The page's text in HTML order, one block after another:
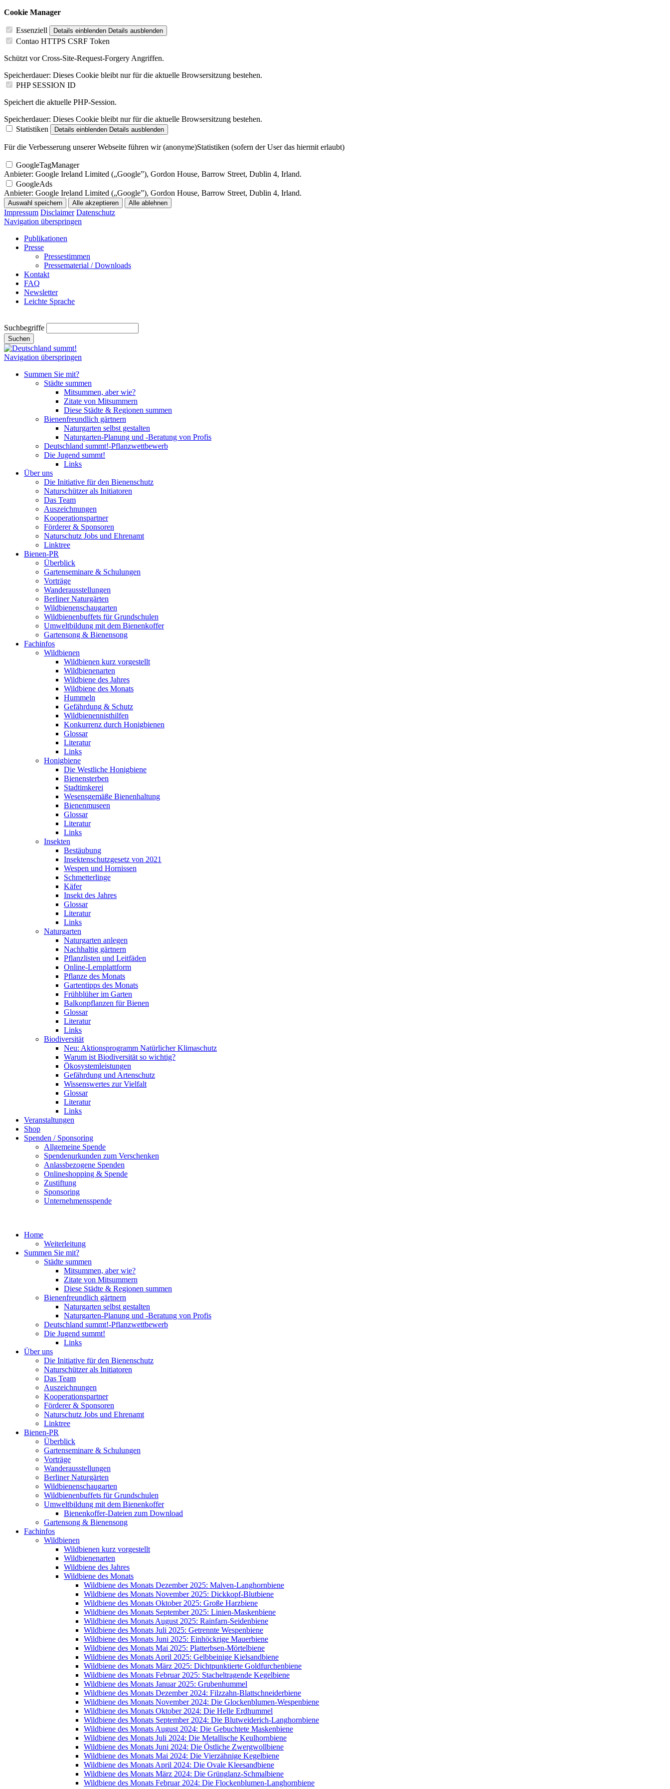
Cookie Manager
Essenziell Details einblenden Details ausblenden
Contao HTTPS CSRF Token
Schützt vor Cross-Site-Request-Forgery Angriffen.
Speicherdauer: Dieses Cookie bleibt nur für die aktuelle Browsersitzung bestehen.
PHP SESSION ID
Speichert die aktuelle PHP-Session.
Speicherdauer: Dieses Cookie bleibt nur für die aktuelle Browsersitzung bestehen.
Statistiken
Details einblenden Details ausblenden
Für die Verbesserung unserer Webseite führen wir (anonyme)Statistiken (sofern der User das hiermit erlaubt)
GoogleTagManager
Anbieter: Google Ireland Limited („Google”), Gordon House, Barrow Street, Dublin 4, Irland.
GoogleAds
Anbieter: Google Ireland Limited („Google”), Gordon House, Barrow Street, Dublin 4, Irland.
Auswahl speichern Alle akzeptieren Alle ablehnen
Impressum Disclaimer Datenschutz
Navigation überspringen
Publikationen
Presse
Pressestimmen
Pressematerial / Downloads
Kontakt
FAQ
Newsletter
Leichte Sprache
Suchbegriffe
Suchen
Navigation überspringen
Summen Sie mit?
Städte summen
Mitsummen, aber wie?
Zitate von Mitsummern
Diese Städte & Regionen summen
Bienenfreundlich gärtnern
Naturgarten selbst gestalten
Naturgarten-Planung und -Beratung von Profis
Deutschland summt!-Pflanzwettbewerb
Die Jugend summt!
Links
Über uns
Die Initiative für den Bienenschutz
Naturschützer als Initiatoren
Das Team
Auszeichnungen
Kooperationspartner
Förderer & Sponsoren
Naturschutz Jobs und Ehrenamt
Linktree
Bienen-PR
Überblick
Gartenseminare & Schulungen
Vorträge
Wanderausstellungen
Berliner Naturgärten
Wildbienenschaugarten
Wildbienenbuffets für Grundschulen
Umweltbildung mit dem Bienenkoffer
Gartensong & Bienensong
Fachinfos
Wildbienen
Wildbienen kurz vorgestellt
Wildbienenarten
Wildbiene des Jahres
Wildbiene des Monats
Hummeln
Gefährdung & Schutz
Wildbienennisthilfen
Konkurrenz durch Honigbienen
Glossar
Literatur
Links
Honigbiene
Die Westliche Honigbiene
Bienensterben
Stadtimkerei
Wesensgemäße Bienenhaltung
Bienenmuseen
Glossar
Literatur
Links
Insekten
Bestäubung
Insektenschutzgesetz von 2021
Wespen und Hornissen
Schmetterlinge
Käfer
Insekt des Jahres
Glossar
Literatur
Links
Naturgarten
Naturgarten anlegen
Nachhaltig gärtnern
Pflanzlisten und Leitfäden
Online-Lernplattform
Pflanze des Monats
Gartentipps des Monats
Frühblüher im Garten
Balkonpflanzen für Bienen
Glossar
Literatur
Links
Biodiversität
Neu: Aktionsprogramm Natürlicher Klimaschutz
Warum ist Biodiversität so wichtig?
Ökosystemleistungen
Gefährdung und Artenschutz
Wissenswertes zur Vielfalt
Glossar
Literatur
Links
Veranstaltungen
Shop
Spenden / Sponsoring
Allgemeine Spende
Spendenurkunden zum Verschenken
Anlassbezogene Spenden
Onlineshopping & Spende
Zustiftung
Sponsoring
Unternehmensspende
Home
Weiterleitung
Summen Sie mit?
Städte summen
Mitsummen, aber wie?
Zitate von Mitsummern
Diese Städte & Regionen summen
Bienenfreundlich gärtnern
Naturgarten selbst gestalten
Naturgarten-Planung und -Beratung von Profis
Deutschland summt!-Pflanzwettbewerb
Die Jugend summt!
Links
Über uns
Die Initiative für den Bienenschutz
Naturschützer als Initiatoren
Das Team
Auszeichnungen
Kooperationspartner
Förderer & Sponsoren
Naturschutz Jobs und Ehrenamt
Linktree
Bienen-PR
Überblick
Gartenseminare & Schulungen
Vorträge
Wanderausstellungen
Berliner Naturgärten
Wildbienenschaugarten
Wildbienenbuffets für Grundschulen
Umweltbildung mit dem Bienenkoffer
Bienenkoffer-Dateien zum Download
Gartensong & Bienensong
Fachinfos
Wildbienen
Wildbienen kurz vorgestellt
Wildbienenarten
Wildbiene des Jahres
Wildbiene des Monats
Wildbiene des Monats Dezember 2025: Malven-Langhornbiene
Wildbiene des Monats November 2025: Dickkopf-Blutbiene
Wildbiene des Monats Oktober 2025: Große Harzbiene
Wildbiene des Monats September 2025: Linien-Maskenbiene
Wildbiene des Monats August 2025: Rainfarn-Seidenbiene
Wildbiene des Monats Juli 2025: Getrennte Wespenbiene
Wildbiene des Monats Juni 2025: Einhöckrige Mauerbiene
Wildbiene des Monats Mai 2025: Platterbsen-Mörtelbiene
Wildbiene des Monats April 2025: Gelbbeinige Kielsandbiene
Wildbiene des Monats März 2025: Dichtpunktierte Goldfurchenbiene
Wildbiene des Monats Februar 2025: Stacheltragende Kegelbiene
Wildbiene des Monats Januar 2025: Grubenhummel
Wildbiene des Monats Dezember 2024: Filzzahn-Blattschneiderbiene
Wildbiene des Monats November 2024: Die Glockenblumen-Wespenbiene
Wildbiene des Monats Oktober 2024: Die Helle Erdhummel
Wildbiene des Monats September 2024: Die Blutweiderich-Langhornbiene
Wildbiene des Monats August 2024: Die Gebuchtete Maskenbiene
Wildbiene des Monats Juli 2024: Die Metallische Keulhornbiene
Wildbiene des Monats Juni 2024: Die Östliche Zwergwollbiene
Wildbiene des Monats Mai 2024: Die Vierzähnige Kegelbiene
Wildbiene des Monats April 2024: Die Ovale Kleesandbiene
Wildbiene des Monats März 2024: Die Grünglanz-Schmalbiene
Wildbiene des Monats Februar 2024: Die Flockenblumen-Langhornbiene